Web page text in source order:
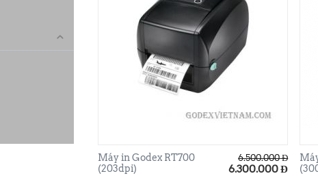
Máy in Godex RT700
(203dpi)
6.500.000 Đ
6.300.000Đ